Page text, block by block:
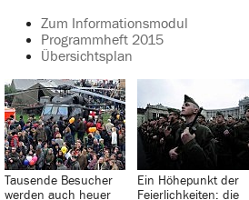
Zum Informationsmodul
Programmheft 2015
Übersichtsplan
Tausende Besucher
werden auch heuer
Ein Höhepunkt der
Feierlichkeiten: die